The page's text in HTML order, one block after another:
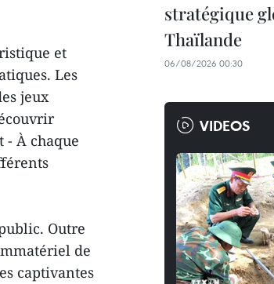
et
Les
jeux
- À chaque
Outre
de
captivantes
stratégique
Thaïlande
06/08/2026 00:30
VIDEOS